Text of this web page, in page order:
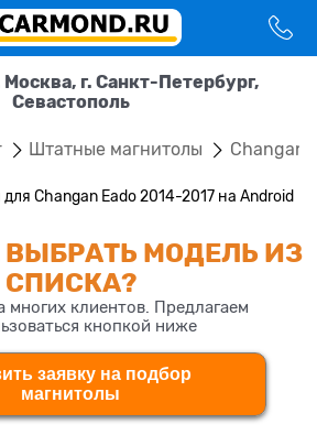
г. Санкт-Петербург,
Севастополь
Штатные магнитолы Changan
Changan Eado 2014-2017 на Android
МОДЕЛЬ ИЗ
СПИСКА?
многих клиентов. Предлагаем
кнопкой ниже
заявку на подбор
магнитолы